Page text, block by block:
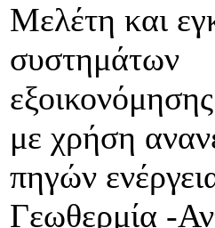
Μελέτη και
συστημάτων
με χρήση
πηγών
Γεωθερμία -